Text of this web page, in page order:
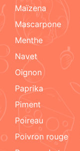
maïzena
mascarpone
menthe
navet
oignon
paprika
piment
poireau
poivron rouge